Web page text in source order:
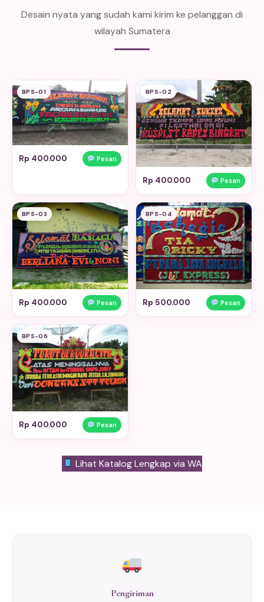
Desain nyata yang sudah kami kirim ke pelanggan di
wilayah Sumatera
BPS-01
Rp 400.000 Pesan
BPS-02
Rp 400.000 Pesan
BPS-03
Rp 400.000 Pesan
BPS-04
Rp 500.000 Pesan
BPS-06
Rp 400.000 Pesan
Lihat Katalog Lengkap via WA
Pengiriman